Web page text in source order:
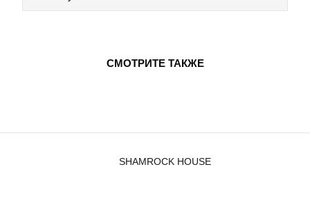
СМОТРИТЕ ТАКЖЕ
SHAMROCK HOUSE